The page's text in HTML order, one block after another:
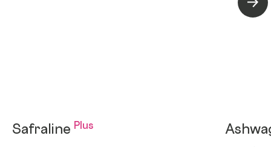
Safraline Plus